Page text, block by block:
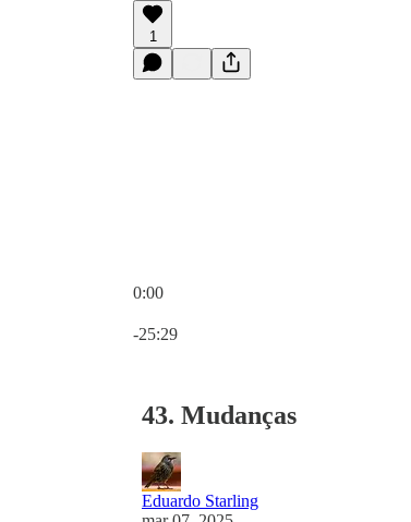
1
0:00
-25:29
43. Mudanças
Eduardo Starling